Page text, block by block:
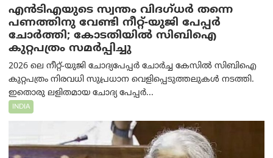
എൻ‌ടി‌എയുടെ സ്വന്തം വിദഗ്ധർ തന്നെ
പണത്തിനു വേണ്ടി നീറ്റ്-യു‌ജി പേപ്പർ
ചോർത്തി; കോടതിയില്‍ സിബിഐ
കുറ്റപത്രം സമര്‍പ്പിച്ചു
2026 ലെ നീറ്റ്-യുജി ചോദ്യപേപ്പർ ചോർച്ച കേസിൽ സിബിഐ
കുറ്റപത്രം നിരവധി സുപ്രധാന വെളിപ്പെടുത്തലുകൾ നടത്തി.
ഇതൊരു ലളിതമായ ചോദ്യ പേപ്പർ...
INDIA